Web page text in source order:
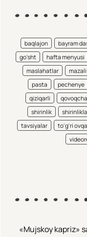
baqlajon bayram
go'sht
hafta menyusi
maslahatlar
mazali
pasta
pechenye
qiziqarli
qovoqcha
shirinlik
tavsiyalar
to'g'ri
«Mujskoy kapriz»